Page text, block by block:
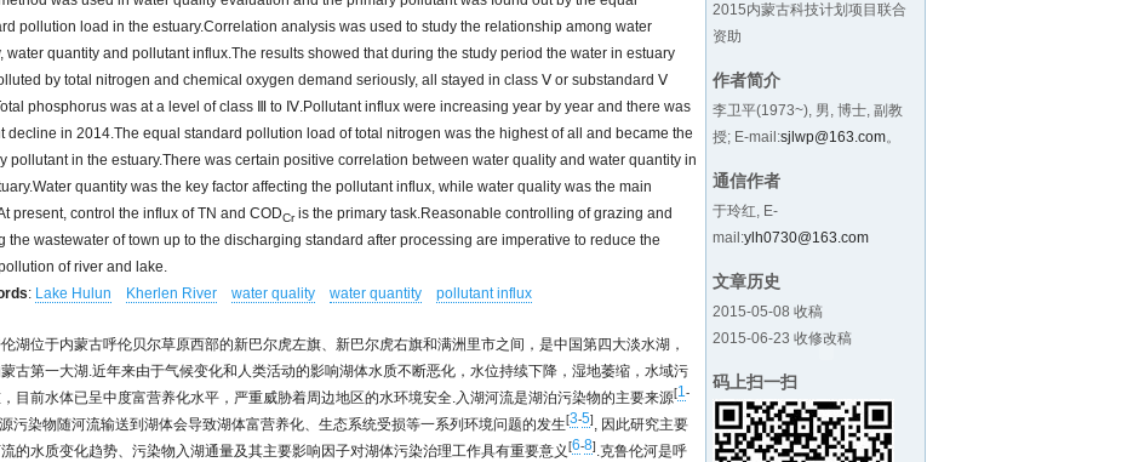
2015内蒙古科技计划项目联合
资助
作者简介
李卫平(1973~), 男, 博士, 副教
授; E-mail:sjlwp@163.com。
通信作者
于玲红, E-
mail:ylh0730@163.com
文章历史
2015-05-08 收稿
2015-06-23 收修改稿
码上扫一扫
pollution load in the estuary.Correlation analysis was used to study the relationship among water
water quantity and pollutant influx.The results showed that during the study period the water in estuary
by total nitrogen and chemical oxygen demand seriously, all stayed in class Ⅴ or substandard Ⅴ
phosphorus was at a level of class Ⅲ to Ⅳ.Pollutant influx were increasing year by year and there was
decline in 2014.The equal standard pollution load of total nitrogen was the highest of all and became the
pollutant in the estuary.There was certain positive correlation between water quality and water quantity in
quantity was the key factor affecting the pollutant influx, while water quality was the main
present, control the influx of TN and CODCris the primary task.Reasonable controlling of grazing and
the wastewater of town up to the discharging standard after processing are imperative to reduce the
of river and lake.
: Lake Hulun Kherlen River water quality water quantity pollutant influx
湖位于内蒙古呼伦贝尔草原西部的新巴尔虎左旗、新巴尔虎右旗和满洲里市之间，是中国第四大淡水湖，
古第一大湖.近年来由于气候变化和人类活动的影响湖体水质不断恶化，水位持续下降，湿地萎缩，水域污
目前水体已呈中度富营养化水平，严重威胁着周边地区的水环境安全.入湖河流是湖泊污染物的主要来源[1-
源污染物随河流输送到湖体会导致湖体富营养化、生态系统受损等一系列环境问题的发生[3-5], 因此研究主要
流的水质变化趋势、污染物入湖通量及其主要影响因子对湖体污染治理工作具有重要意义[6-8].克鲁伦河是呼